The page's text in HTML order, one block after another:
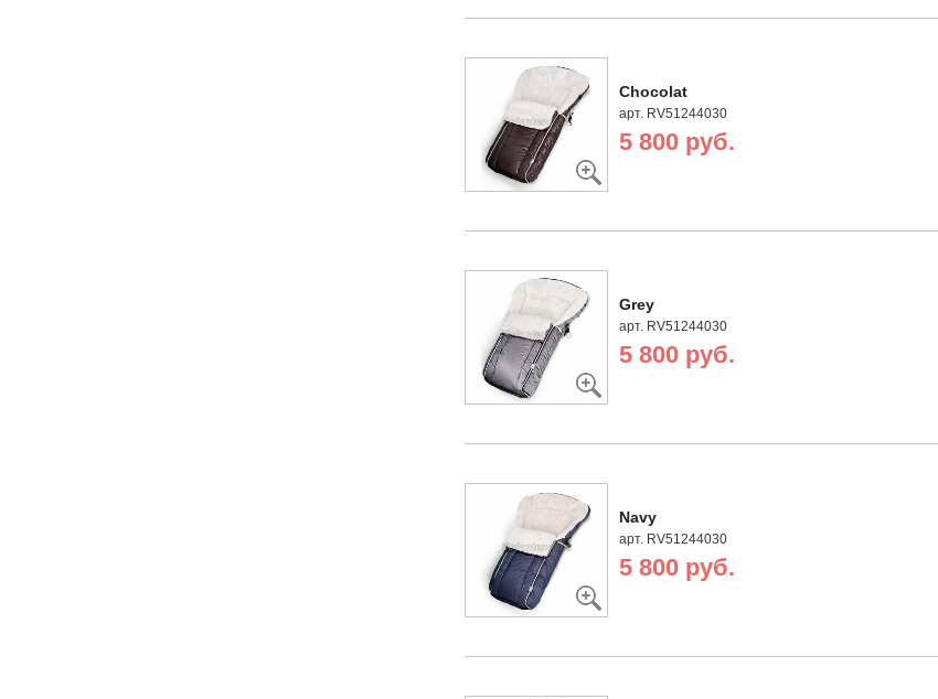
Chocolat
арт. RV51244030
5 800 руб.
Grey
арт. RV51244030
5 800 руб.
Navy
арт. RV51244030
5 800 руб.